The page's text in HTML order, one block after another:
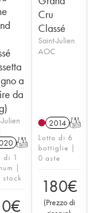
a
da
T
di 1
|
stock
€
Cru
Classé
Saint-Julien
AOC
2014 T
Lotto di 6
bottiglie |
0 aste
180€
(Prezzo di